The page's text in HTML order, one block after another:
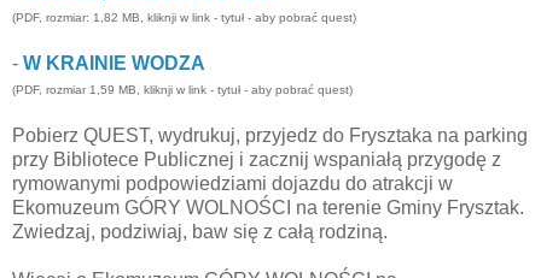
(PDF, rozmiar: 1,82 MB, kliknji w link - tytuł - aby pobrać quest)
- W KRAINIE WODZA
(PDF, rozmiar 1,59 MB, kliknji w link - tytuł - aby pobrać quest)
Pobierz QUEST, wydrukuj, przyjedz do Frysztaka na parking
przy Bibliotece Publicznej i zacznij wspaniałą przygodę z
rymowanymi podpowiedziami dojazdu do atrakcji w
Ekomuzeum GÓRY WOLNOŚCI na terenie Gminy Frysztak.
Zwiedzaj, podziwiaj, baw się z całą rodziną.